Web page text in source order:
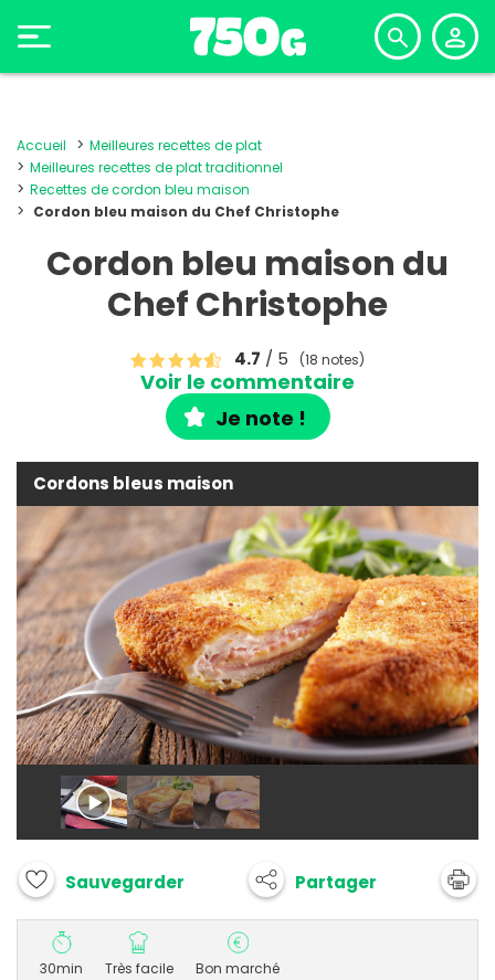
Accueil
Meilleures recettes de plat
Meilleures recettes de plat traditionnel
Recettes de cordon bleu maison
Cordon bleu maison du Chef Christophe
Cordon bleu maison du
Chef Christophe
4.7 / 5 (18 notes)
Voir le commentaire
Je note !
Cordons bleus maison
Sauvegarder Partager
30min Très facile Bon marché